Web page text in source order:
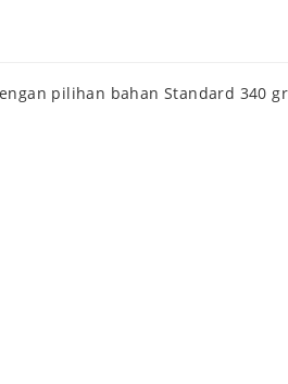
pilihan bahan Standard 340 gr